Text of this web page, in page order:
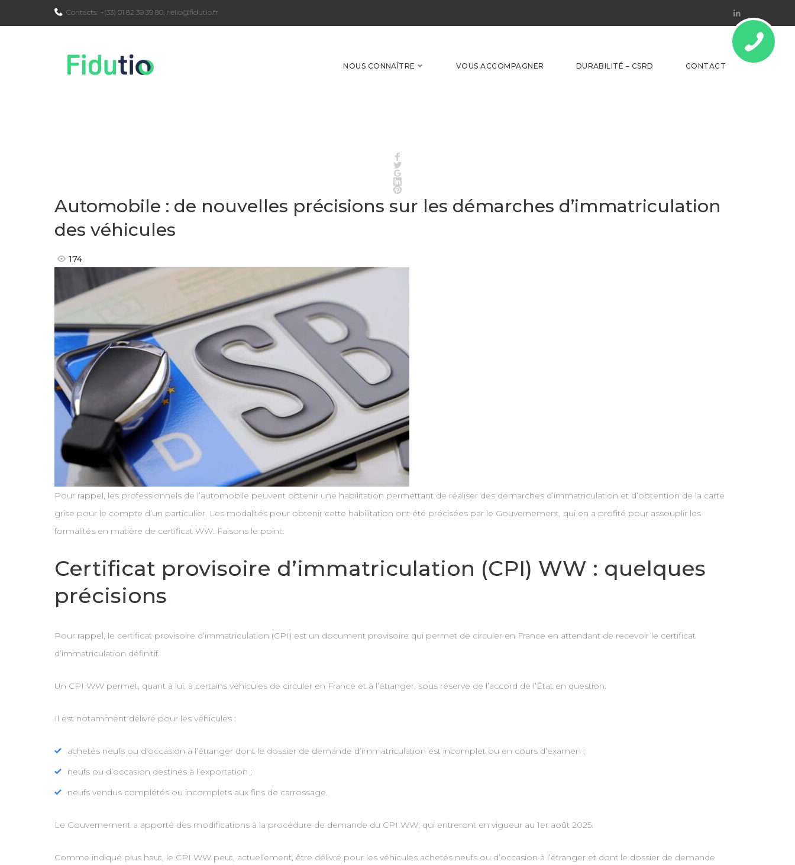
to
Contacts: +(33) 01 82 39 39 80, hello@fidutio.fr
Linkedin
NOUS CONNAÎTRE VOUS ACCOMPAGNER DURABILITÉ – CSRD CONTACT
Twitter
Pinterest
Automobile : de nouvelles précisions sur les démarches d’immatriculation
des véhicules
174
Pour rappel, les professionnels de l’automobile peuvent obtenir une habilitation permettant de réaliser des démarches d’immatriculation et d’obtention de la carte
grise pour le compte d’un particulier. Les modalités pour obtenir cette habilitation ont été précisées par le Gouvernement, qui en a profité pour assouplir les
formalités en matière de certificat WW. Faisons le point.
Certificat provisoire d’immatriculation (CPI) WW : quelques
précisions
Pour rappel, le certificat provisoire d’immatriculation (CPI) est un document provisoire qui permet de circuler en France en attendant de recevoir le certificat
d’immatriculation définitif.
Un CPI WW permet, quant à lui, à certains véhicules de circuler en France et à l’étranger, sous réserve de l’accord de l’État en question.
Il est notamment délivré pour les véhicules :
achetés neufs ou d’occasion à l’étranger dont le dossier de demande d’immatriculation est incomplet ou en cours d’examen ;
neufs ou d’occasion destinés à l’exportation ;
neufs vendus complétés ou incomplets aux fins de carrossage.
Le Gouvernement a apporté des modifications à la procédure de demande du CPI WW, qui entreront en vigueur au 1er août 2025.
Comme indiqué plus haut, le CPI WW peut, actuellement, être délivré pour les véhicules achetés neufs ou d’occasion à l’étranger et dont le dossier de demande